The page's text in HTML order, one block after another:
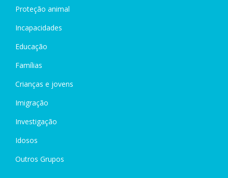
Proteção animal
Incapacidades
Educação
Famílias
Crianças e jovens
Imigração
Investigação
Idosos
Outros Grupos